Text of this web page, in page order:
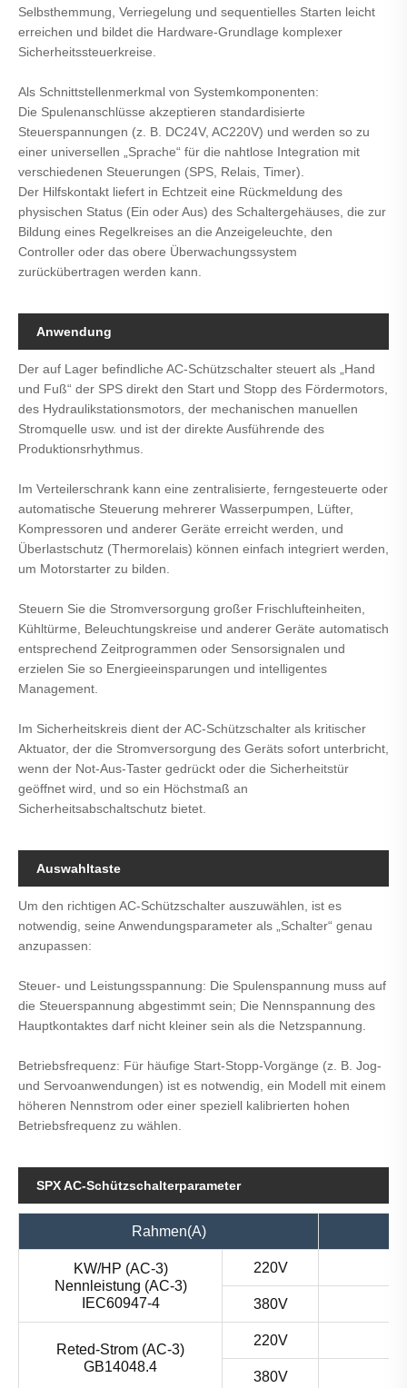
Selbsthemmung, Verriegelung und sequentielles Starten leicht
erreichen und bildet die Hardware-Grundlage komplexer
Sicherheitssteuerkreise.
Als Schnittstellenmerkmal von Systemkomponenten:
Die Spulenanschlüsse akzeptieren standardisierte
Steuerspannungen (z. B. DC24V, AC220V) und werden so zu
einer universellen „Sprache“ für die nahtlose Integration mit
verschiedenen Steuerungen (SPS, Relais, Timer).
Der Hilfskontakt liefert in Echtzeit eine Rückmeldung des
physischen Status (Ein oder Aus) des Schaltergehäuses, die zur
Bildung eines Regelkreises an die Anzeigeleuchte, den
Controller oder das obere Überwachungssystem
zurückübertragen werden kann.
Anwendung
Der auf Lager befindliche AC-Schützschalter steuert als „Hand
und Fuß“ der SPS direkt den Start und Stopp des Fördermotors,
des Hydraulikstationsmotors, der mechanischen manuellen
Stromquelle usw. und ist der direkte Ausführende des
Produktionsrhythmus.
Im Verteilerschrank kann eine zentralisierte, ferngesteuerte oder
automatische Steuerung mehrerer Wasserpumpen, Lüfter,
Kompressoren und anderer Geräte erreicht werden, und
Überlastschutz (Thermorelais) können einfach integriert werden,
um Motorstarter zu bilden.
Steuern Sie die Stromversorgung großer Frischlufteinheiten,
Kühltürme, Beleuchtungskreise und anderer Geräte automatisch
entsprechend Zeitprogrammen oder Sensorsignalen und
erzielen Sie so Energieeinsparungen und intelligentes
Management.
Im Sicherheitskreis dient der AC-Schützschalter als kritischer
Aktuator, der die Stromversorgung des Geräts sofort unterbricht,
wenn der Not-Aus-Taster gedrückt oder die Sicherheitstür
geöffnet wird, und so ein Höchstmaß an
Sicherheitsabschaltschutz bietet.
Auswahltaste
Um den richtigen AC-Schützschalter auszuwählen, ist es
notwendig, seine Anwendungsparameter als „Schalter“ genau
anzupassen:
Steuer- und Leistungsspannung: Die Spulenspannung muss auf
die Steuerspannung abgestimmt sein; Die Nennspannung des
Hauptkontaktes darf nicht kleiner sein als die Netzspannung.
Betriebsfrequenz: Für häufige Start-Stopp-Vorgänge (z. B. Jog-
und Servoanwendungen) ist es notwendig, ein Modell mit einem
höheren Nennstrom oder einer speziell kalibrierten hohen
Betriebsfrequenz zu wählen.
SPX AC-Schützschalterparameter
Rahmen(A)
KW/HP (AC-3)
Nennleistung (AC-3)
IEC60947-4
220V
380V
Reted-Strom (AC-3)
GB14048.4
220V
380V